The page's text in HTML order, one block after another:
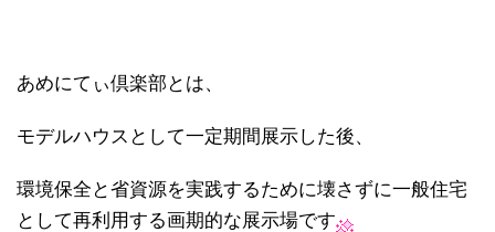
あめにてぃ倶楽部とは、
モデルハウスとして一定期間展示した後、
環境保全と省資源を実践するために壊さずに一般住宅
として再利用する画期的な展示場です